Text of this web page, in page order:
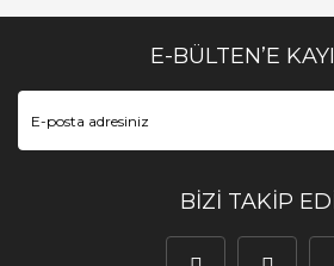
E-BÜLTEN’E
BİZİ TAKİP